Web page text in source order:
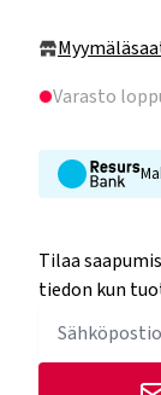
Varasto
Tilaa
tiedon kun